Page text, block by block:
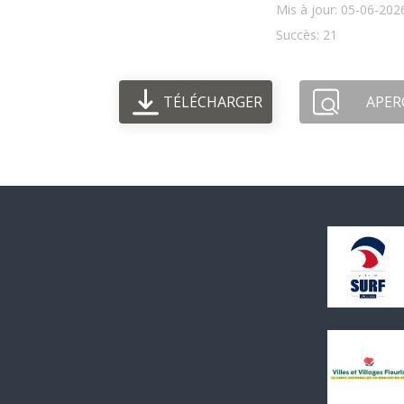
Mis à jour: 05-06-
Succès: 21
TÉLÉCHARGER